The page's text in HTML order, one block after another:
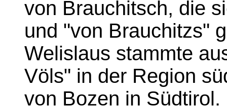
von Brauchitsch, die
und "von Brauchitzs"
Welislaus stammte
Völs" in der Region
von Bozen in Südtirol.